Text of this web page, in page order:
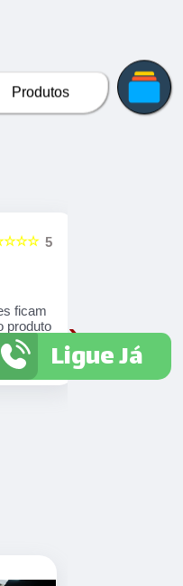
5
ficam
produto
é
Fiz a
também
›
Produtos
Ligue Já